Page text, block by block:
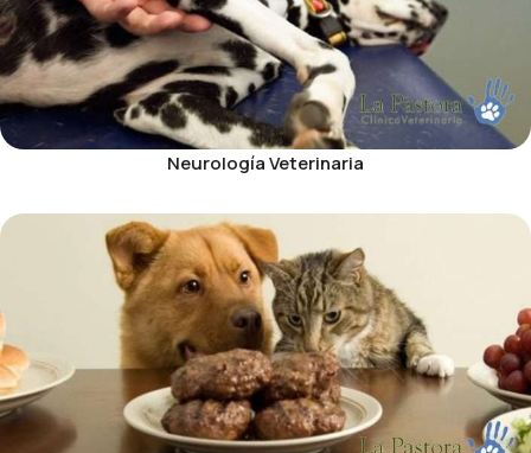
Neurología Veterinaria